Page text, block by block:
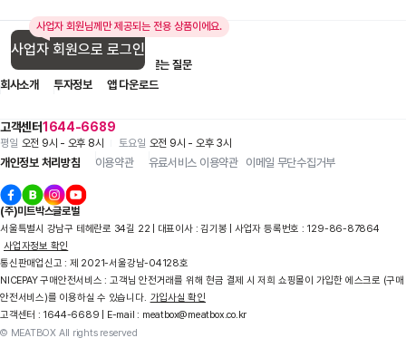
상세정보 더보기
사업자 회원님께만 제공되는 전용 상품이에요.
사업자 회원으로 로그인
고객센터1644-6689
평일 오전 9시 - 오후 8시 토요일 오전 9시 - 오후 3시
입점 제휴 문의
자주 묻는 질문
회사소개
투자정보 앱 다운로드
개인정보 처리방침 이용약관 유료서비스 이용약관 이메일 무단수집거부
(주)미트박스글로벌
서울특별시 강남구 테헤란로 34길 22 | 대표이사 : 김기봉 | 사업자 등록번호 : 129-86-87864
사업자정보 확인
통신판매업신고 : 제 2021-서울강남-04128호
NICEPAY 구매안전서비스 : 고객님 안전거래를 위해 현금 결제 시 저희 쇼핑몰이 가입한 에스크로 (구매
안전서비스)를 이용하실 수 있습니다. 가입사실 확인
고객센터 : 1644-6689 | E-mail : meatbox@meatbox.co.kr
© MEATBOX All rights reserved